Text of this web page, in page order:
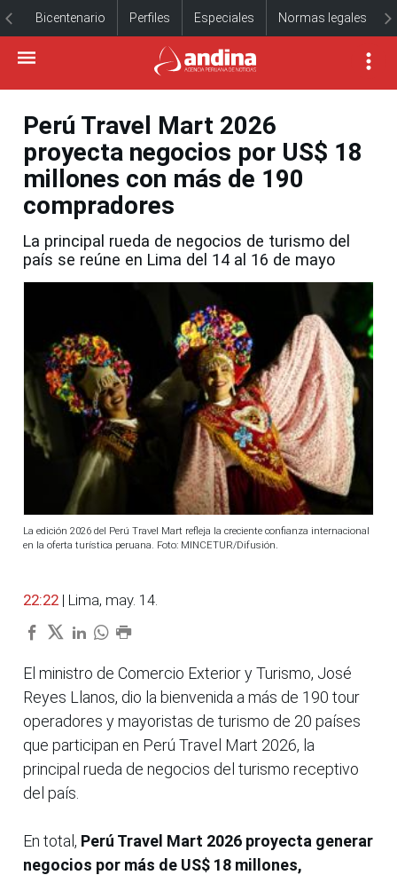
Bicentenario Perfiles Especiales Normas legales
Perú Travel Mart 2026
proyecta negocios por US$ 18
millones con más de 190
compradores
La principal rueda de negocios de turismo del
país se reúne en Lima del 14 al 16 de mayo
La edición 2026 del Perú Travel Mart refleja la creciente confianza internacional
en la oferta turística peruana. Foto: MINCETUR/Difusión.
22:22 | Lima, may. 14.
El ministro de Comercio Exterior y Turismo, José
Reyes Llanos, dio la bienvenida a más de 190 tour
operadores y mayoristas de turismo de 20 países
que participan en Perú Travel Mart 2026, la
principal rueda de negocios del turismo receptivo
del país.
En total, Perú Travel Mart 2026 proyecta generar
negocios por más de US$ 18 millones,